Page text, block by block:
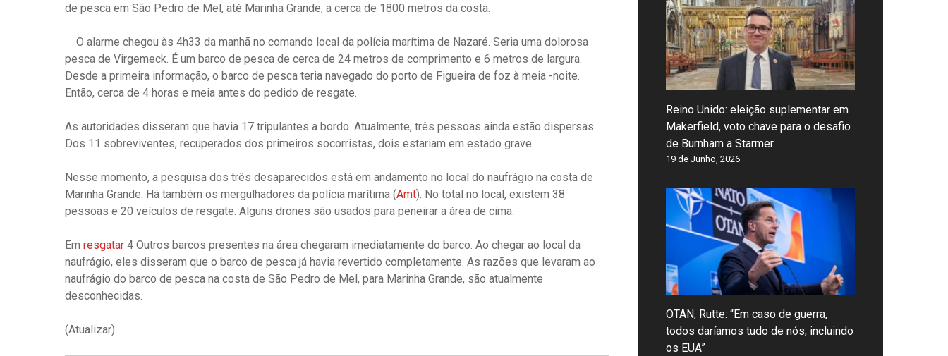
de pesca em São Pedro de Mel, até Marinha Grande, a cerca de 1800 metros da costa.
O alarme chegou às 4h33 da manhã no comando local da polícia marítima de Nazaré. Seria uma dolorosa
pesca de Virgemeck. É um barco de pesca de cerca de 24 metros de comprimento e 6 metros de largura.
Desde a primeira informação, o barco de pesca teria navegado do porto de Figueira de foz à meia -noite.
Então, cerca de 4 horas e meia antes do pedido de resgate.
As autoridades disseram que havia 17 tripulantes a bordo. Atualmente, três pessoas ainda estão dispersas.
Dos 11 sobreviventes, recuperados dos primeiros socorristas, dois estariam em estado grave.
Nesse momento, a pesquisa dos três desaparecidos está em andamento no local do naufrágio na costa de
Marinha Grande. Há também os mergulhadores da polícia marítima (Amt). No total no local, existem 38
pessoas e 20 veículos de resgate. Alguns drones são usados ​​para peneirar a área de cima.
Em resgatar 4 Outros barcos presentes na área chegaram imediatamente do barco. Ao chegar ao local da
naufrágio, eles disseram que o barco de pesca já havia revertido completamente. As razões que levaram ao
naufrágio do barco de pesca na costa de São Pedro de Mel, para Marinha Grande, são atualmente
desconhecidas.
(Atualizar)
Reino Unido: eleição suplementar em
Makerfield, voto chave para o desafio
de Burnham a Starmer
19 de Junho, 2026
OTAN, Rutte: “Em caso de guerra,
todos daríamos tudo de nós, incluindo
os EUA”